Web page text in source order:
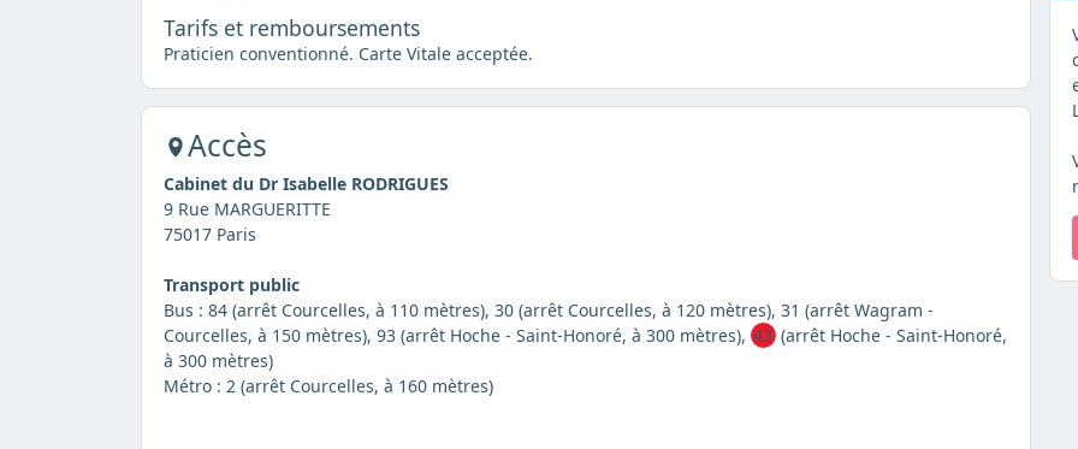
Tarifs et remboursements
Praticien conventionné. Carte Vitale acceptée.
Accès
Cabinet du Dr Isabelle RODRIGUES
9 Rue MARGUERITTE
75017 Paris
Transport public
Bus : 84 (arrêt Courcelles, à 110 mètres), 30 (arrêt Courcelles, à 120 mètres), 31 (arrêt Wagram -
Courcelles, à 150 mètres), 93 (arrêt Hoche - Saint-Honoré, à 300 mètres), 43(arrêt Hoche - Saint-Honoré,
à 300 mètres)
Métro : 2 (arrêt Courcelles, à 160 mètres)